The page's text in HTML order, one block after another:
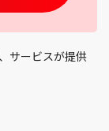
サービスが提供